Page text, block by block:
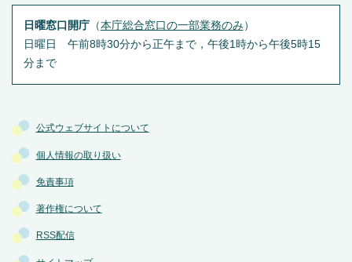
公式ウェブサイトについて
個人情報の取り扱い
免責事項
著作権について
RSS配信
日曜窓口開庁（本庁総合窓口の一部業務のみ ）
日曜日 午前8時30分から正午まで，午後1時から午後5時15
分まで